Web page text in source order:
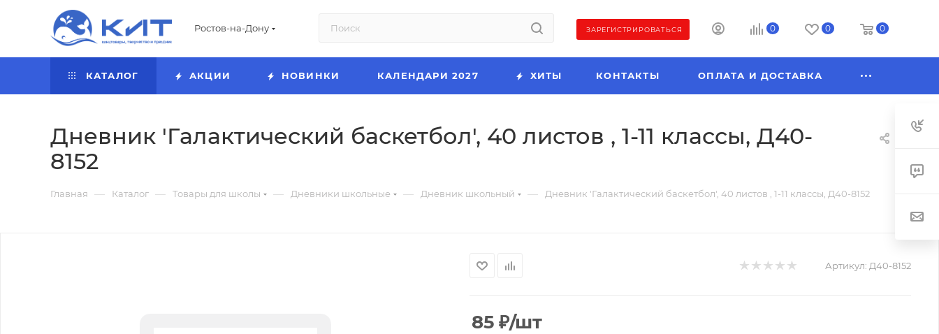
Ростов-на-Дону ЗАРЕГИСТРИРОВАТЬСЯ 0 0 0
КАТАЛОГ АКЦИИ НОВИНКИ КАЛЕНДАРИ 2027 ХИТЫ КОНТАКТЫ ОПЛАТА И ДОСТАВКА
Дневник 'Галактический баскетбол', 40 листов , 1-11 классы, Д40-
8152
Главная — Каталог — Товары для школы — Дневники школьные — Дневник школьный — Дневник 'Галактический баскетбол', 40 листов , 1-11 классы, Д40-8152
Артикул: Д40-8152
85 ₽/шт